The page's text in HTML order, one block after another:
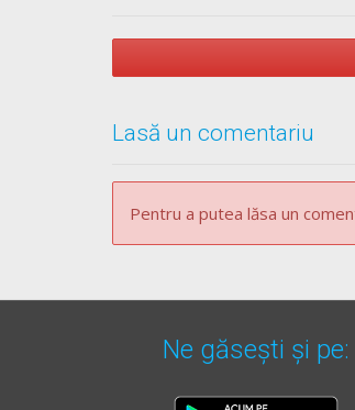
Lasă un comentariu
Pentru a putea lăsa un
Ne găsești și pe: